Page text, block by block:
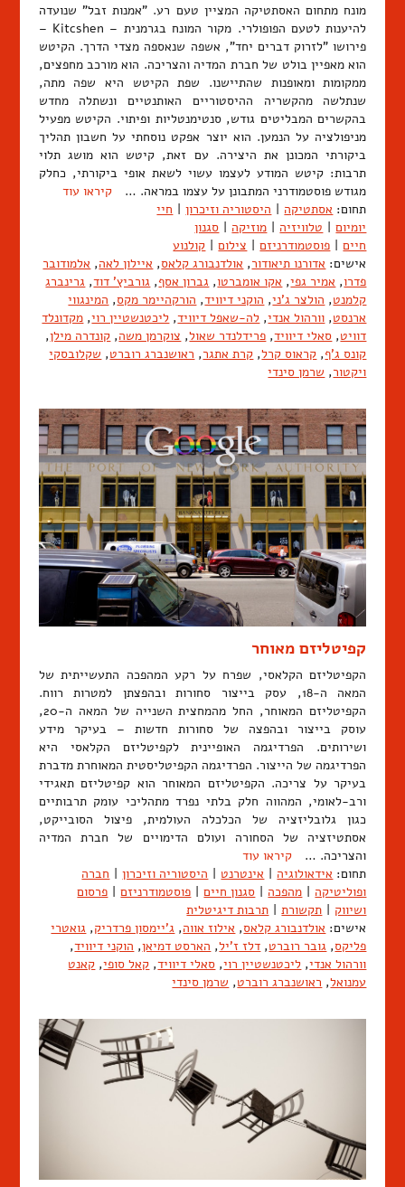
מונח מתחום האסתטיקה המציין טעם רע. "אמנות זבל" שנועדה
להיענות לטעם הפופולרי. מקור המונח בגרמנית – Kitcshen –
פירושו "לזרוק דברים יחד", אשפה שנאספה מצדי הדרך. הקיטש
הוא מאפיין בולט של חברת המדיה והצריכה. הוא מורכב מחפצים,
ממקומות ומאופנות שהתיישנו. שפת הקיטש היא שפה מתה,
שנתלשה מהקשריה ההיסטוריים האותנטיים ונשתלה מחדש
בהקשרים המבליטים גודש, סנטימנטליות ופיתוי. הקיטש מפעיל
מניפולציה על הנמען. הוא יוצר אפקט נוסחתי על חשבון תהליך
ביקורתי המכונן את היצירה. עם זאת, קיטש הוא מושג תלוי
תרבות: קיטש המודע לעצמו עשוי לשאת אופי ביקורתי, כחלק
מגודש פוסטמודרני המתבונן על עצמו במראה. … קיראו עוד
תחום: אסתטיקה | היסטוריה וזיכרון | חיי
יומיום | טלוויזיה | מוזיקה | סגנון
חיים | פוסטמודרניזם | צילום | קולנוע
אישים: אדורנו תיאודור, אולדנבורג קלאס, איילון לאה, אלמודובר
פדרו, אמיר גפי, אקו אומברטו, גברון אסף, גורביץ' דוד, גרינברג
קלמנט, הולצר ג'ני, הוקני דיוויד, הורקהיימר מקס, המינגווי
ארנסט, וורהול אנדי, לה-שאפל דיוויד, ליכטנשטיין רוי, מקדונלד
דוויט, סאלי דיוויד, פרידלנדר שאול, צוקרמן משה, קונדרה מילן,
קונס ג'ף, קראוס קרל, קרת אתגר, ראושנברג רוברט, שקלובסקי
ויקטור, שרמן סינדי
קפיטליזם מאוחר
הקפיטליזם הקלאסי, שפרח על רקע המהפכה התעשייתית של
המאה ה-18, עסק בייצור סחורות ובהפצתן למטרות רווח.
הקפיטליזם המאוחר, החל מהמחצית השנייה של המאה ה-20,
עוסק בייצור ובהפצה של סחורות חדשות – בעיקר מידע
ושירותים. הפרדיגמה האופיינית לקפיטליזם הקלאסי היא
הפרדיגמה של הייצור. הפרדיגמה הקפיטליסטית המאוחרת מדברת
בעיקר על צריכה. הקפיטליזם המאוחר הוא קפיטליזם תאגידי
ורב-לאומי, המהווה חלק בלתי נפרד מתהליכי עומק תרבותיים
כגון גלובליזציה של הכלכלה העולמית, פיצול הסובייקט,
אסתטיזציה של הסחורה ועולם הדימויים של חברת המדיה
והצריכה. … קיראו עוד
תחום: אידאולוגיה אינטרנט היסטוריה וזיכרון
חברה
ופוליטיקה
מהפכה סגנון חיים פוסטמודרניזם
פרסום
ושיווק
תקשורת
תרבות דיגיטלית
אישים: אולדנבורג קלאס, אילוז אווה, ג'יימסון פרדריק, גואטרי
פליקס, גובר רוברט, דלז ז'יל, הארסט דמיאן, הוקני דיוויד,
וורהול אנדי, ליכטנשטיין רוי, סאלי דיוויד, קאל סופי, קאנט
עמנואל, ראושנברג רוברט, שרמן סינדי